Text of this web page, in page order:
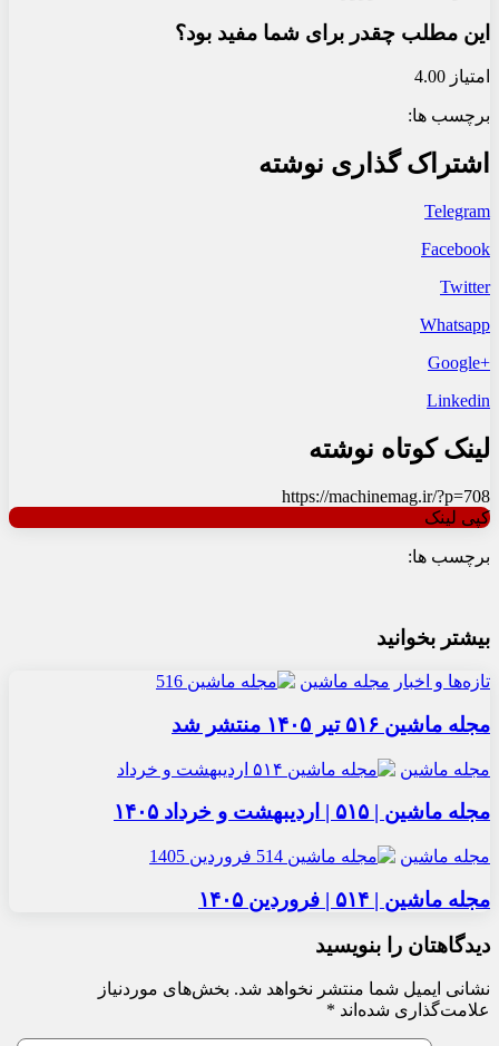
این مطلب چقدر برای شما مفید بود؟
امتیاز 4.00
برچسب ها:
اشتراک گذاری نوشته
Telegram
Facebook
Twitter
Whatsapp
+Google
Linkedin
لینک کوتاه نوشته
https://machinemag.ir/?p=708
کپی لینک
برچسب ها:
بیشتر بخوانید
تازه‌ها و اخبار مجله ماشین
مجله ماشین ۵۱۶ تیر ۱۴۰۵ منتشر شد
مجله ماشین
مجله ماشین | ۵۱۵ | اردیبهشت و خرداد ۱۴۰۵
مجله ماشین
مجله ماشین | ۵۱۴ | فروردین ۱۴۰۵
دیدگاهتان را بنویسید
نشانی ایمیل شما منتشر نخواهد شد. بخش‌های موردنیاز
علامت‌گذاری شده‌اند *